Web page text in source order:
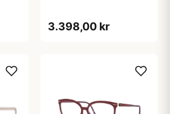
3.398,00 kr